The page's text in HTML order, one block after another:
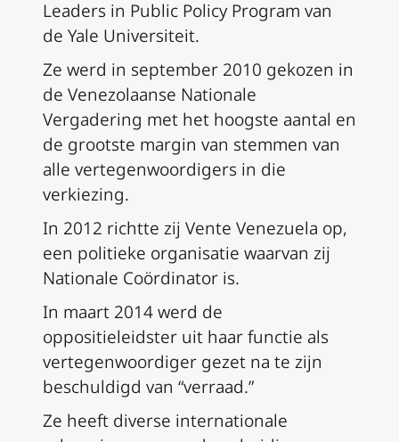
Leaders in Public Policy Program van
de Yale Universiteit.
Ze werd in september 2010 gekozen in
de Venezolaanse Nationale
Vergadering met het hoogste aantal en
de grootste margin van stemmen van
alle vertegenwoordigers in die
verkiezing.
In 2012 richtte zij Vente Venezuela op,
een politieke organisatie waarvan zij
Nationale Coördinator is.
In maart 2014 werd de
oppositieleidster uit haar functie als
vertegenwoordiger gezet na te zijn
beschuldigd van “verraad.”
Ze heeft diverse internationale